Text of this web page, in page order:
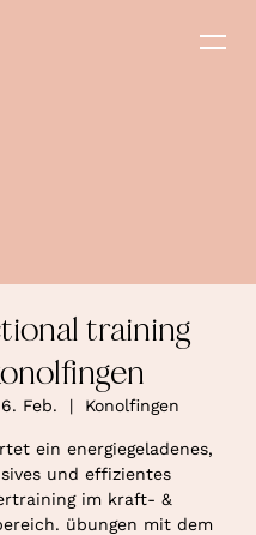
training
Feb.
  |
Konolfingen
ein energiegeladenes,
und effizientes
im kraft- &
übungen mit dem